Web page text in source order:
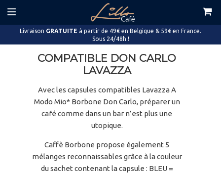
Livraison GRATUITE à partir de 49€ en Belgique & 59€ en France.
Sous 24/48h !
COMPATIBLE DON CARLO
LAVAZZA
Avec les capsules compatibles Lavazza A
Modo Mio* Borbone Don Carlo, préparer un
café comme dans un bar n’est plus une
utopique.
Caffè Borbone propose également 5
mélanges reconnaissables grâce à la couleur
du sachet contenant la capsule : BLEU =